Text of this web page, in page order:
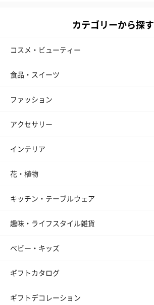
カテゴリーから探す
コスメ・ビューティー
食品・スイーツ
ファッション
アクセサリー
インテリア
花・植物
キッチン・テーブルウェア
趣味・ライフスタイル雑貨
ベビー・キッズ
ギフトカタログ
ギフトデコレーション